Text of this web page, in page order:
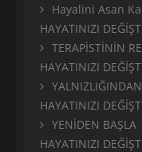
Hayalini Asan
HAYATINIZI
TERAPİSTİNİN
HAYATINIZI
HAYATINIZI
YENİDEN BAŞLA
HAYATINIZI